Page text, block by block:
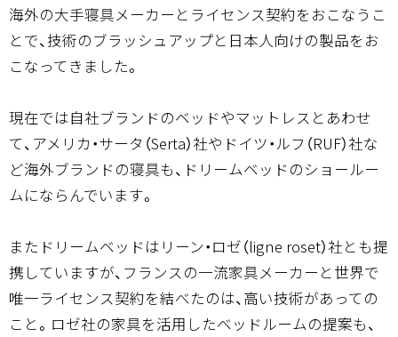
海外の大手寝具メーカーとライセンス契約をおこなうこ
とで、技術のブラッシュアップと日本人向けの製品をお
こなってきました。
現在では自社ブランドのベッドやマットレスとあわせ
て、アメリカ・サータ（Serta）社やドイツ・ルフ（RUF）社な
ど海外ブランドの寝具も、ドリームベッドのショールー
ムにならんでいます。
またドリームベッドはリーン・ロゼ（ligne roset）社とも提
携していますが、フランスの一流家具メーカーと世界で
唯一ライセンス契約を結べたのは、高い技術があっての
こと。ロゼ社の家具を活用したベッドルームの提案も、